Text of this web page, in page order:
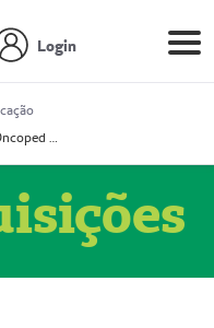
Login
Prestador Oncoped Serviços Médicos (51004335-0)